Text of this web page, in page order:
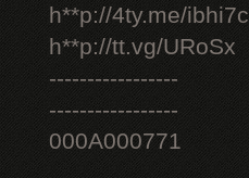
h**p://4ty.me/ibhi7c
h**p://tt.vg/URoSx
-----------------
-----------------
000A000771